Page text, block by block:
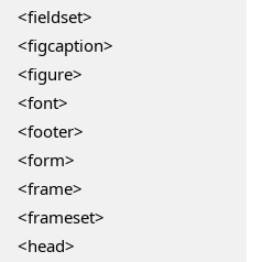
<fieldset>
<figcaption>
<figure>
<font>
<footer>
<form>
<frame>
<frameset>
<head>